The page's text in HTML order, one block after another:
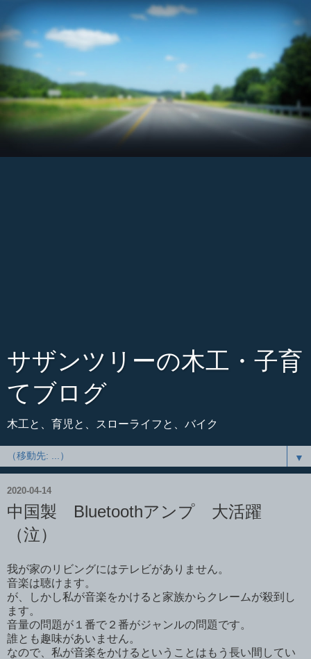
サザンツリーの木工・子育
てブログ
木工と、育児と、スローライフと、バイク
▼
2020-04-14
中国製 Bluetoothアンプ 大活躍
（泣）
我が家のリビングにはテレビがありません。
音楽は聴けます。
が、しかし私が音楽をかけると家族からクレームが殺到し
ます。
音量の問題が１番で２番がジャンルの問題です。
誰とも趣味があいません。
なので、私が音楽をかけるということはもう長い間してい